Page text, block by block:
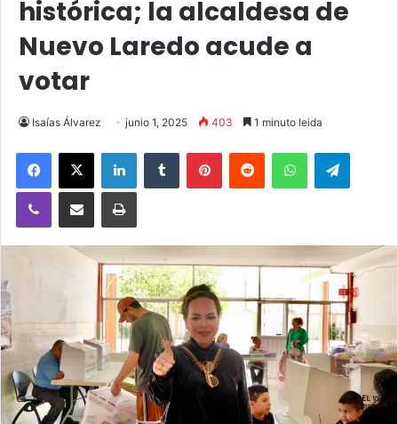
histórica; la alcaldesa de
Nuevo Laredo acude a
votar
Isaías Álvarez junio 1, 2025 403 1 minuto leida
Facebook
X LinkedInTumblr PinterestReddit WhatsApp
Viber Compartir vía email Imprimir